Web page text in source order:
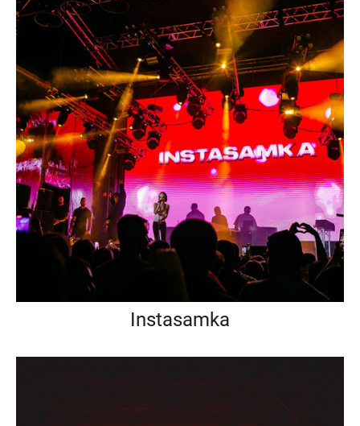
Instasamka